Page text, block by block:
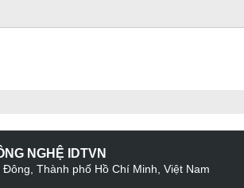
NGHỆ IDTVN
Thành phố Hồ Chí Minh, Việt Nam